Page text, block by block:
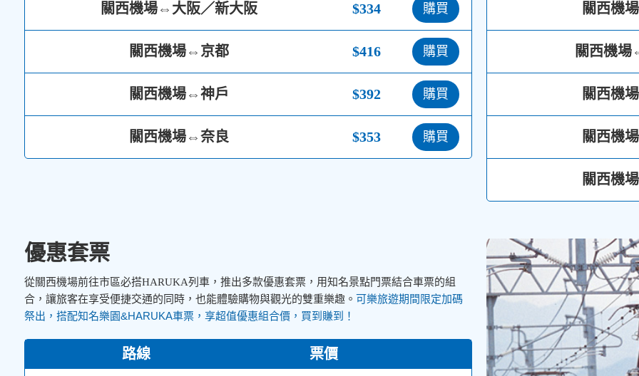
關西機場⇔大阪／新大阪 $334 購買
關西機場⇔京都 $416 購買
關西機場⇔神戶 $392 購買
關西機場⇔奈良 $353 購買
關西機
關西機
關西機
關西機
關西機
優惠套票
從關西機場前往市區必搭HARUKA列車，推出多款優惠套票，用知名景點門票結合車票的組
合，讓旅客在享受便捷交通的同時，也能體驗購物與觀光的雙重樂趣。 可樂旅遊期間限定加碼
祭出，搭配知名樂園&HARUKA車票，享超值優惠組合價，買到賺到！
路線
票價